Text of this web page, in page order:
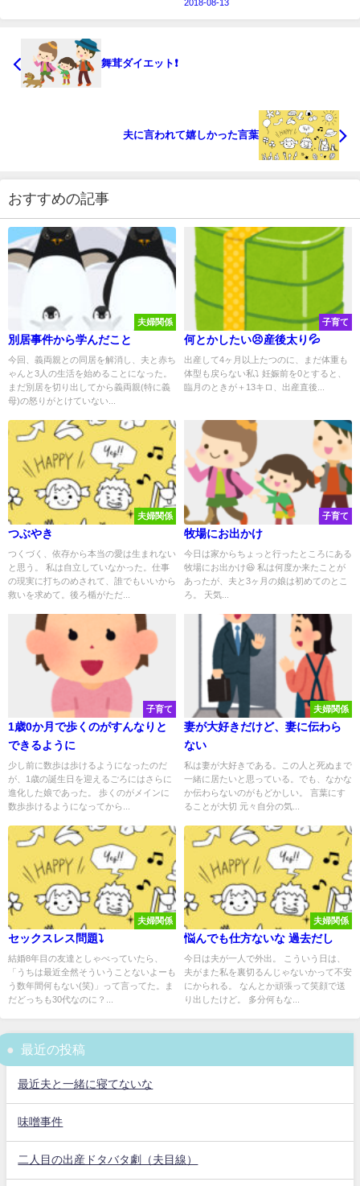
2018-08-13
舞茸ダイエット❗
夫に言われて嬉しかった言葉
おすすめの記事
夫婦関係
別居事件から学んだこと
今回、義両親との同居を解消し、夫と赤ち
ゃんと3人の生活を始めることになった。
まだ別居を切り出してから義両親(特に義
母)の怒りがとけていない...
子育て
何とかしたい😣産後太り💦
出産して4ヶ月以上たつのに、まだ体重も
体型も戻らない私⤵️ 妊娠前を0とすると、
臨月のときが＋13キロ、出産直後...
夫婦関係
つぶやき
つくづく、依存から本当の愛は生まれない
と思う。 私は自立していなかった。仕事
の現実に打ちのめされて、誰でもいいから
救いを求めて。後ろ楯がただ...
子育て
牧場にお出かけ
今日は家からちょっと行ったところにある
牧場にお出かけ😆 私は何度か来たことが
あったが、夫と3ヶ月の娘は初めてのとこ
ろ。 天気...
子育て
1歳0か月で歩くのがすんなりと
できるように
少し前に数歩は歩けるようになったのだ
が、1歳の誕生日を迎えるごろにはさらに
進化した娘であった。 歩くのがメインに
数歩歩けるようになってから...
夫婦関係
妻が大好きだけど、妻に伝わら
ない
私は妻が大好きである。この人と死ぬまで
一緒に居たいと思っている。でも、なかな
か伝わらないのがもどかしい。 言葉にす
ることが大切 元々自分の気...
夫婦関係
セックスレス問題⤵️
結婚8年目の友達としゃべっていたら、
「うちは最近全然そういうことないよーも
う数年間何もない(笑)」って言ってた。ま
だどっちも30代なのに？...
夫婦関係
悩んでも仕方ないな 過去だし
今日は夫が一人で外出。 こういう日は、
夫がまた私を裏切るんじゃないかって不安
にかられる。 なんとか頑張って笑顔で送
り出したけど。 多分何もな...
最近の投稿
最近夫と一緒に寝てないな
味噌事件
二人目の出産ドタバタ劇（夫目線）